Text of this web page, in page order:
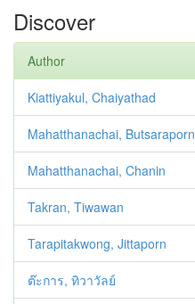
Discover
Author
Kiattiyakul, Chaiyathad
Mahatthanachai, Butsaraporn
Mahatthanachai, Chanin
Takran, Tiwawan
Tarapitakwong, Jittaporn
ต๊ะการ, ทิวาวัลย์